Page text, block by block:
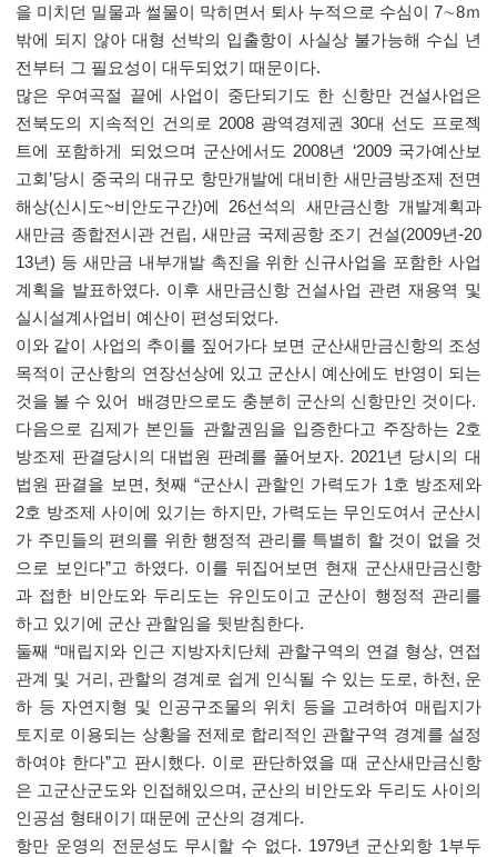
을 미치던 밀물과 썰물이 막히면서 퇴사 누적으로 수심이 7∼8ｍ
밖에 되지 않아 대형 선박의 입출항이 사실상 불가능해 수십 년
전부터 그 필요성이 대두되었기 때문이다.
많은 우여곡절 끝에 사업이 중단되기도 한 신항만 건설사업은
전북도의 지속적인 건의로 2008 광역경제권 30대 선도 프로젝
트에 포함하게 되었으며 군산에서도 2008년 ‘2009 국가예산보
고회’당시 중국의 대규모 항만개발에 대비한 새만금방조제 전면
해상(신시도~비안도구간)에 26선석의 새만금신항 개발계획과
새만금 종합전시관 건립, 새만금 국제공항 조기 건설(2009년-20
13년) 등 새만금 내부개발 촉진을 위한 신규사업을 포함한 사업
계획을 발표하였다. 이후 새만금신항 건설사업 관련 재용역 및
실시설계사업비 예산이 편성되었다.
이와 같이 사업의 추이를 짚어가다 보면 군산새만금신항의 조성
목적이 군산항의 연장선상에 있고 군산시 예산에도 반영이 되는
것을 볼 수 있어 배경만으로도 충분히 군산의 신항만인 것이다.
다음으로 김제가 본인들 관할권임을 입증한다고 주장하는 2호
방조제 판결당시의 대법원 판례를 풀어보자. 2021년 당시의 대
법원 판결을 보면, 첫째 “군산시 관할인 가력도가 1호 방조제와
2호 방조제 사이에 있기는 하지만, 가력도는 무인도여서 군산시
가 주민들의 편의를 위한 행정적 관리를 특별히 할 것이 없을 것
으로 보인다”고 하였다. 이를 뒤집어보면 현재 군산새만금신항
과 접한 비안도와 두리도는 유인도이고 군산이 행정적 관리를
하고 있기에 군산 관할임을 뒷받침한다.
둘째 “매립지와 인근 지방자치단체 관할구역의 연결 형상, 연접
관계 및 거리, 관할의 경계로 쉽게 인식될 수 있는 도로, 하천, 운
하 등 자연지형 및 인공구조물의 위치 등을 고려하여 매립지가
토지로 이용되는 상황을 전제로 합리적인 관할구역 경계를 설정
하여야 한다”고 판시했다. 이로 판단하였을 때 군산새만금신항
은 고군산군도와 인접해있으며, 군산의 비안도와 두리도 사이의
인공섬 형태이기 때문에 군산의 경계다.
항만 운영의 전문성도 무시할 수 없다. 1979년 군산외항 1부두